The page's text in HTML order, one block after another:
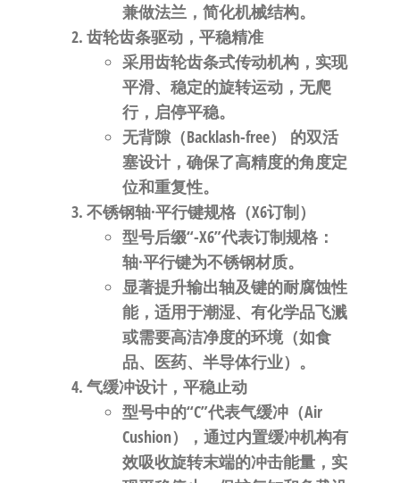
兼做法兰，简化机械结构。
齿轮齿条驱动，平稳精准
采用齿轮齿条式传动机构，实现
平滑、稳定的旋转运动，无爬
行，启停平稳。
无背隙（Backlash-free）
的双活
塞设计，确保了高精度的角度定
位和重复性。
不锈钢轴·平行键规格（X6订制）
型号后缀“-X6”代表订制规格：
轴·平行键为不锈钢材质。
显著提升输出轴及键的耐腐蚀性
能，适用于潮湿、有化学品飞溅
或需要高洁净度的环境（如食
品、医药、半导体行业）。
气缓冲设计，平稳止动
型号中的“C”代表气缓冲（Air
Cushion）
，通过内置缓冲机构有
效吸收旋转末端的冲击能量，实